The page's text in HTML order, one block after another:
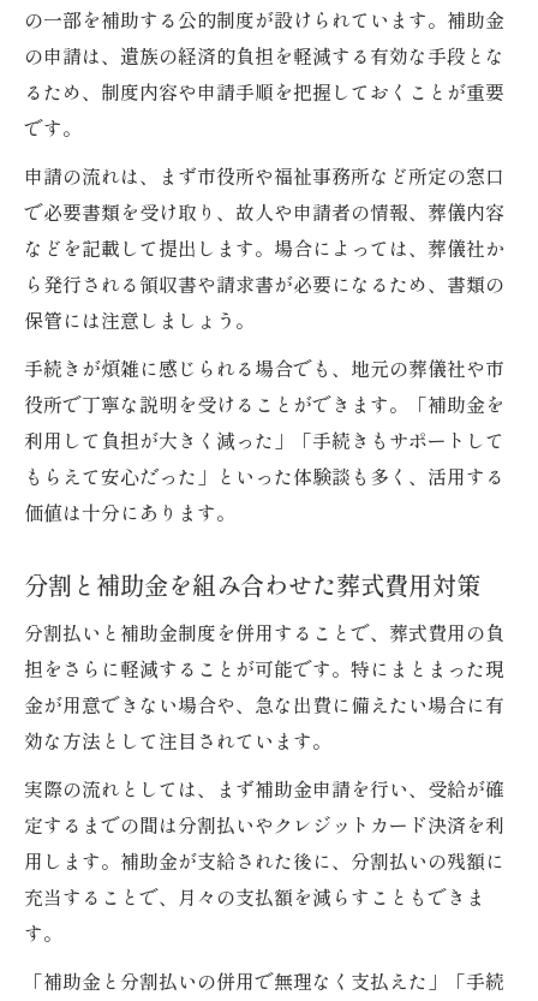
の一部を補助する公的制度が設けられています。補助金
の申請は、遺族の経済的負担を軽減する有効な手段とな
るため、制度内容や申請手順を把握しておくことが重要
です。
申請の流れは、まず市役所や福祉事務所など所定の窓口
で必要書類を受け取り、故人や申請者の情報、葬儀内容
などを記載して提出します。場合によっては、葬儀社か
ら発行される領収書や請求書が必要になるため、書類の
保管には注意しましょう。
手続きが煩雑に感じられる場合でも、地元の葬儀社や市
役所で丁寧な説明を受けることができます。「補助金を
利用して負担が大きく減った」「手続きもサポートして
もらえて安心だった」といった体験談も多く、活用する
価値は十分にあります。
分割と補助金を組み合わせた葬式費用対策
分割払いと補助金制度を併用することで、葬式費用の負
担をさらに軽減することが可能です。特にまとまった現
金が用意できない場合や、急な出費に備えたい場合に有
効な方法として注目されています。
実際の流れとしては、まず補助金申請を行い、受給が確
定するまでの間は分割払いやクレジットカード決済を利
用します。補助金が支給された後に、分割払いの残額に
充当することで、月々の支払額を減らすこともできま
す。
「補助金と分割払いの併用で無理なく支払えた」「手続